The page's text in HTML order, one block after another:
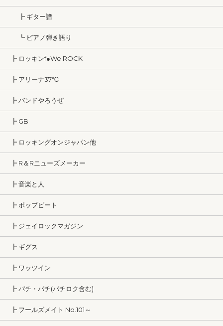
┣ ギター譜
┗ ピアノ弾き語り
┣ ロッキンf●We ROCK
┣ アリーナ37℃
┣ バンドやろうぜ
┣ GB
┣ ロッキングオンジャパン他
┣ R＆Rニューズメーカー
┣ 音楽と人
┣ ポップビート
┣ ジェイロックマガジン
┣ ギグス
┣ ワッツイン
┣ パチ・パチ(パチロク含む)
┣ フールズメイト No.101～